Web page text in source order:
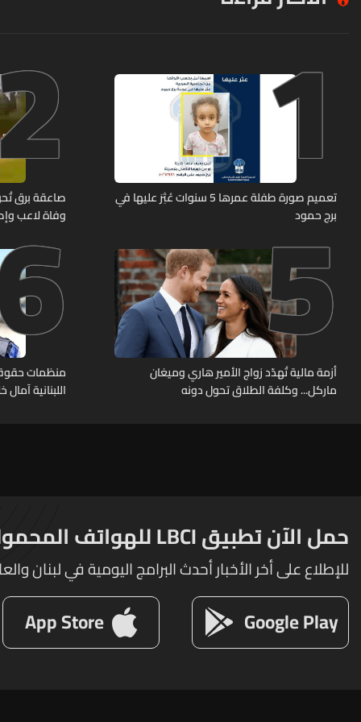
1
تعميم صورة طفلة عمرها 5 سنوات عُثِرَ عليها في
برج حمود
صاعقة برق
وفاة لاعب وإصابة
5
أزمة مالية تُهدّد زواج الأمير هاري وميغان
ماركل... وكلفة الطلاق تحول دونه
منظمات
اللبنانية
حمل الآن تطبيق LBCI للهواتف المحمولة
للإطلاع على أخر الأخبار أحدث البرامج اليومية في لبنان
Google Play
App Store